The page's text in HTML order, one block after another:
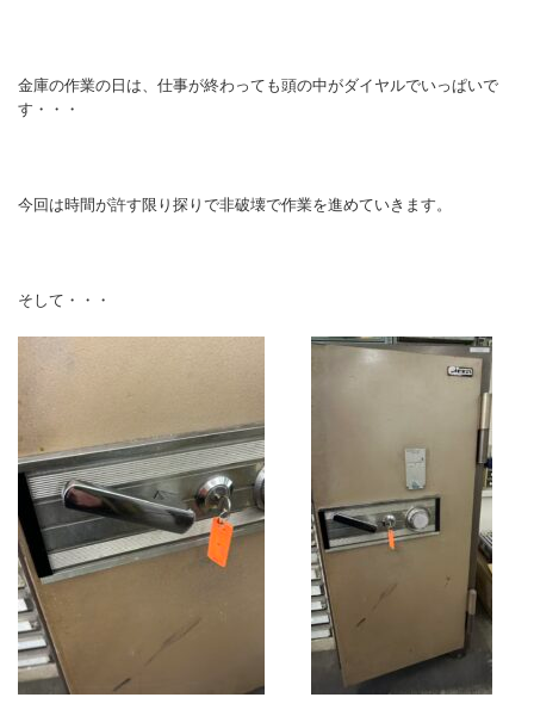
金庫の作業の日は、仕事が終わっても頭の中がダイヤルでいっぱいで
す・・・
今回は時間が許す限り探りで非破壊で作業を進めていきます。
そして・・・